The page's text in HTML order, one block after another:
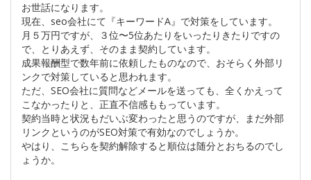
お世話になります。
現在、seo会社にて『キーワードA』で対策をしています。
月５万円ですが、３位〜5位あたりをいったりきたりですの
で、とりあえず、そのまま契約しています。
成果報酬型で数年前に依頼したものなので、おそらく外部リ
ンクで対策していると思われます。
ただ、SEO会社に質問などメールを送っても、全くかえって
こなかったりと、正直不信感ももっています。
契約当時と状況もだいぶ変わったと思うのですが、まだ外部
リンクというのがSEO対策で有効なのでしょうか。
やはり、こちらを契約解除すると順位は随分とおちるのでし
ょうか。